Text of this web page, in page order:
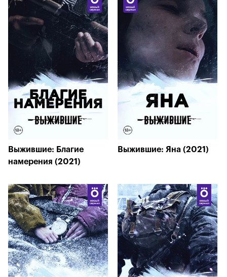
Выжившие: Благие
намерения (2021)
Выжившие: Яна (2021)